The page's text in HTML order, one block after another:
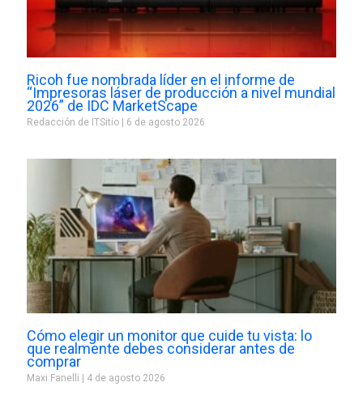
Ricoh fue nombrada líder en el informe de
“Impresoras láser de producción a nivel mundial
2026” de IDC MarketScape
Redacción de ITSitio 6 de agosto 2026
Cómo elegir un monitor que cuide tu vista: lo
que realmente debes considerar antes de
comprar
Maxi Fanelli 4 de agosto 2026